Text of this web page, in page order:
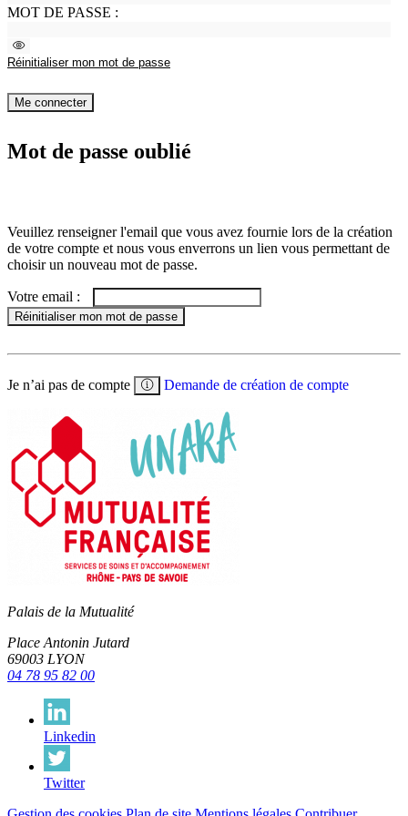
MOT DE PASSE :
Voir
le
mot
passe
Réinitialiser mon mot de passe
Me connecter
Mot de passe oublié
Veuillez renseigner l'email que vous avez fournie lors de la création
de votre compte et nous vous enverrons un lien vous permettant de
choisir un nouveau mot de passe.
Votre email :
Réinitialiser mon mot de passe
Je n’ai pas de compte Demande de création de compte
Palais de la Mutualité
Place Antonin Jutard
69003 LYON
04 78 95 82 00
Linkedin
Twitter